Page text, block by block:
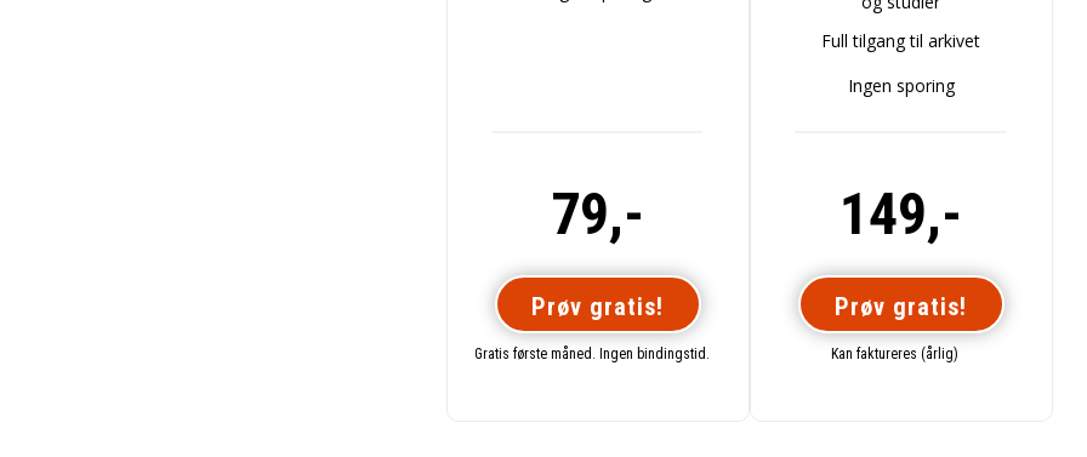
79,-
Prøv gratis!
Gratis første måned. Ingen bindingstid.
Full tilgang til arkivet
Ingen sporing
149,-
Prøv gratis!
Kan faktureres (årlig)